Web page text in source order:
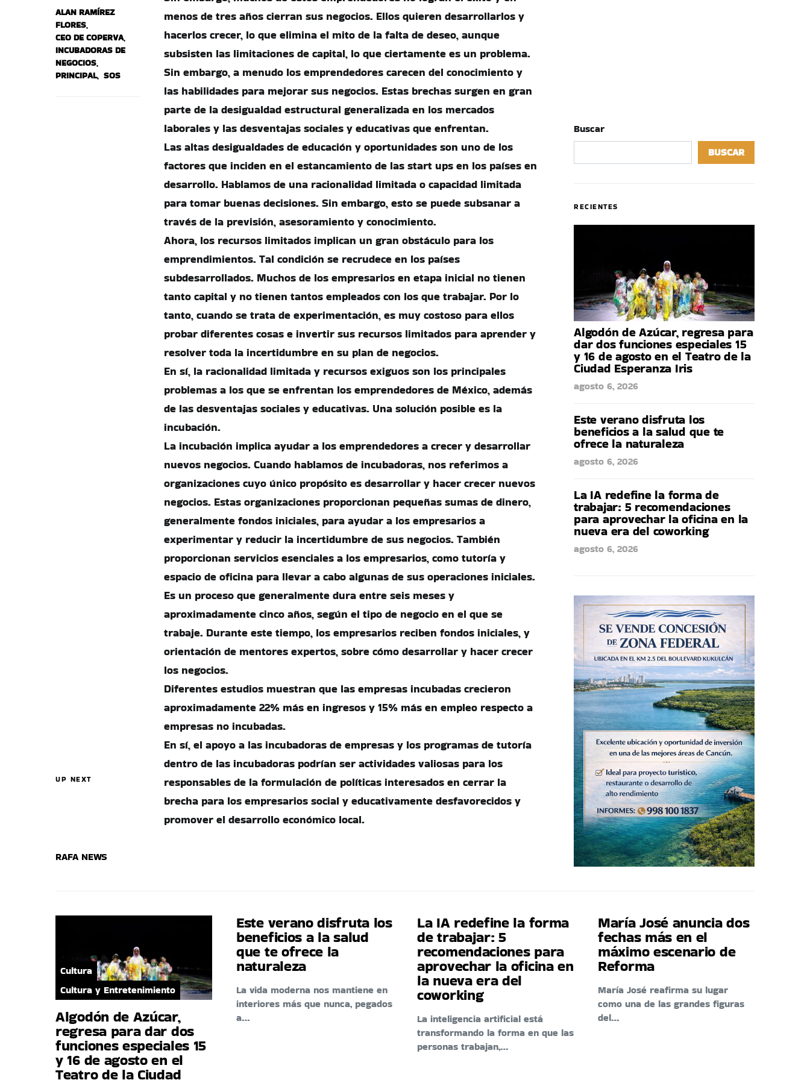
UP NEXT
RAFA NEWS
ALAN RAMÍREZ
FLORES,
CEO DE COPERVA,
INCUBADORAS DE
NEGOCIOS,
PRINCIPAL, SOS
menos de tres años cierran sus negocios. Ellos quieren desarrollarlos y
hacerlos crecer, lo que elimina el mito de la falta de deseo, aunque
subsisten las limitaciones de capital, lo que ciertamente es un problema.
Sin embargo, a menudo los emprendedores carecen del conocimiento y
las habilidades para mejorar sus negocios. Estas brechas surgen en gran
parte de la desigualdad estructural generalizada en los mercados
laborales y las desventajas sociales y educativas que enfrentan.
Las altas desigualdades de educación y oportunidades son uno de los
factores que inciden en el estancamiento de las start ups en los países en
desarrollo. Hablamos de una racionalidad limitada o capacidad limitada
para tomar buenas decisiones. Sin embargo, esto se puede subsanar a
través de la previsión, asesoramiento y conocimiento.
Ahora, los recursos limitados implican un gran obstáculo para los
emprendimientos. Tal condición se recrudece en los países
subdesarrollados. Muchos de los empresarios en etapa inicial no tienen
tanto capital y no tienen tantos empleados con los que trabajar. Por lo
tanto, cuando se trata de experimentación, es muy costoso para ellos
probar diferentes cosas e invertir sus recursos limitados para aprender y
resolver toda la incertidumbre en su plan de negocios.
En sí, la racionalidad limitada y recursos exiguos son los principales
problemas a los que se enfrentan los emprendedores de México, además
de las desventajas sociales y educativas. Una solución posible es la
incubación.
La incubación implica ayudar a los emprendedores a crecer y desarrollar
nuevos negocios. Cuando hablamos de incubadoras, nos referimos a
organizaciones cuyo único propósito es desarrollar y hacer crecer nuevos
negocios. Estas organizaciones proporcionan pequeñas sumas de dinero,
generalmente fondos iniciales, para ayudar a los empresarios a
experimentar y reducir la incertidumbre de sus negocios. También
proporcionan servicios esenciales a los empresarios, como tutoría y
espacio de oficina para llevar a cabo algunas de sus operaciones iniciales.
Es un proceso que generalmente dura entre seis meses y
aproximadamente cinco años, según el tipo de negocio en el que se
trabaje. Durante este tiempo, los empresarios reciben fondos iniciales, y
orientación de mentores expertos, sobre cómo desarrollar y hacer crecer
los negocios.
Diferentes estudios muestran que las empresas incubadas crecieron
aproximadamente 22% más en ingresos y 15% más en empleo respecto a
empresas no incubadas.
En sí, el apoyo a las incubadoras de empresas y los programas de tutoría
dentro de las incubadoras podrían ser actividades valiosas para los
responsables de la formulación de políticas interesados en cerrar la
brecha para los empresarios social y educativamente desfavorecidos y
promover el desarrollo económico local.
Buscar
BUSCAR
RECIENTES
Algodón de Azúcar, regresa para
dar dos funciones especiales 15
y 16 de agosto en el Teatro de la
Ciudad Esperanza Iris
agosto 6, 2026
Este verano disfruta los
beneficios a la salud que te
ofrece la naturaleza
agosto 6, 2026
La IA redefine la forma de
trabajar: 5 recomendaciones
para aprovechar la oficina en la
nueva era del coworking
agosto 6, 2026
Cultura
Cultura y Entretenimiento
Algodón de Azúcar,
regresa para dar dos
funciones especiales 15
y 16 de agosto en el
Teatro de la Ciudad
Este verano disfruta los
beneficios a la salud
que te ofrece la
naturaleza
La vida moderna nos mantiene en
interiores más que nunca, pegados
a…
La IA redefine la forma
de trabajar: 5
recomendaciones para
aprovechar la oficina en
la nueva era del
coworking
La inteligencia artificial está
transformando la forma en que las
personas trabajan,…
María José anuncia dos
fechas más en el
máximo escenario de
Reforma
María José reafirma su lugar
como una de las grandes figuras
del…